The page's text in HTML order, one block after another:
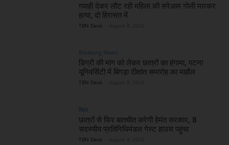
गवाही देकर लौट रही महिला की सरेआम गोली मारकर
हत्या, दो हिरासत में
TBN Desk
Breaking News
डिग्री की मांग को लेकर छात्रों का हंगामा, पटना
यूनिवर्सिटी में बिगड़ा दीक्षांत समारोह का माहौल
TBN Desk
बिहार
छात्रों से फिर बातचीत करेगी हेमंत सरकार, 8
सदस्यीय प्रतिनिधिमंडल गेस्ट हाउस पहुंचा
TBN Desk